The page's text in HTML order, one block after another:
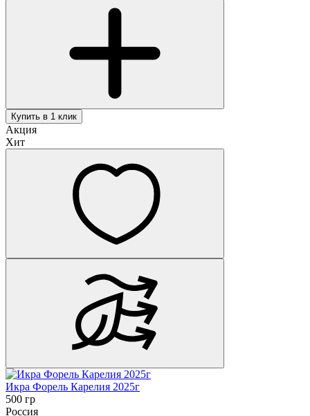
Купить в 1 клик
Акция
Хит
Икра Форель Карелия 2025г
500 гр
Россия